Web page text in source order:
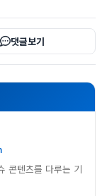
댓글보기
콘텐츠를 다루는 기